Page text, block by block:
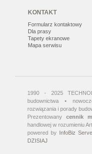
KONTAKT
Formularz kontaktowy
Dla prasy
Tapety ekranowe
Mapa serwisu
1990 - 2025
budownictwa •
rozwiązania i porady
Prezentowanycennik
handlowej w rozumieniu
powered by InfoBiz
DZISIAJ